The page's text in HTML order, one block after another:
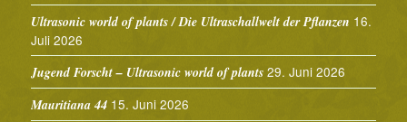
Ultrasonic world of plants / Die Ultraschallwelt der Pflanzen 16.
Juli 2026
Jugend Forscht – Ultrasonic world of plants 29. Juni 2026
Mauritiana 44 15. Juni 2026